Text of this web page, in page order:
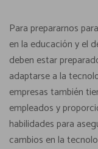
Para prepararnos
en la educación y el
deben estar
adaptarse a la
empresas también
empleados y
habilidades para
cambios en la